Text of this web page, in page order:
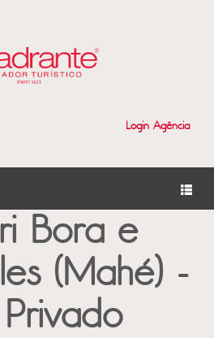
Login Agência
Bora e
(Mahé) -